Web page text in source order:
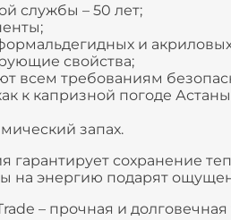
службы – 50 лет;
и
свойства;
всем требованиям
к капризной погоде
запах.
гарантирует сохранение
на энергию подарят
– прочная и